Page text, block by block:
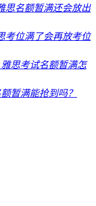
思名额暂满还会放出
考位满了会再放考位
雅思考试名额暂满怎
暂满能抢到吗？